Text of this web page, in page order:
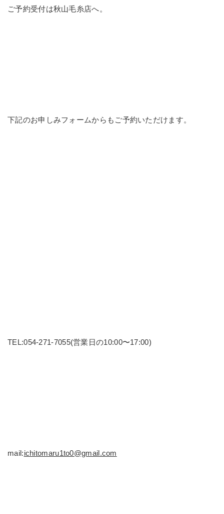
ご予約受付は秋山毛糸店へ。
下記のお申しみフォームからもご予約いただけます。
TEL:054-271-7055(営業日の10:00〜17:00)
mail:ichitomaru1to0@gmail.com